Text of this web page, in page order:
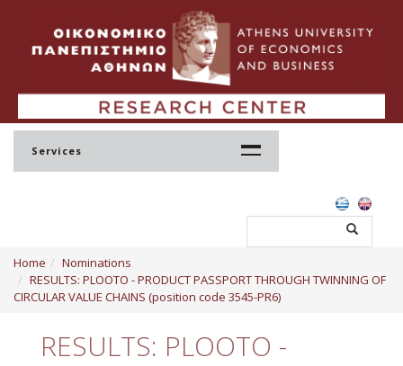
Services
Profile
Regulation
Administration
Home
Nominations
RESULTS: PLOOTO - PRODUCT PASSPORT THROUGH TWINNING OF
CIRCULAR VALUE CHAINS (position code 3545-PR6)
RESULTS: PLOOTO -